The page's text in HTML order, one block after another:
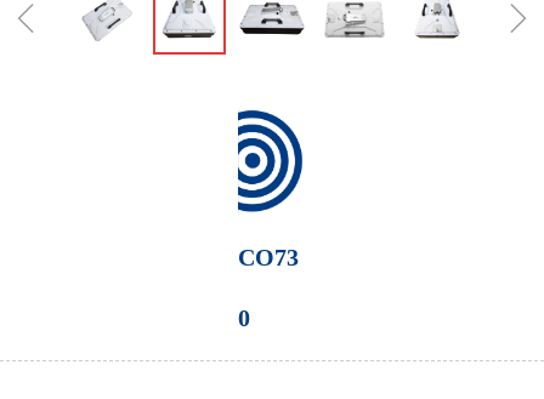
ꁆ ꁇ
CO73
0